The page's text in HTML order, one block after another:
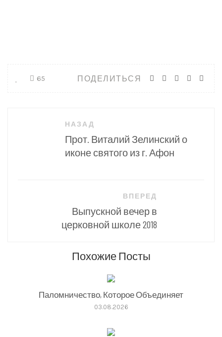
ПОДЕЛИТЬСЯ
65
НАЗАД
Прот. Виталий Зелинский о
иконе святого из г. Афон
ВПЕРЕД
Выпускной вечер в
церковной школе 2018
Похожие Посты
Паломничество, Которое Объединяет
03.08.2026